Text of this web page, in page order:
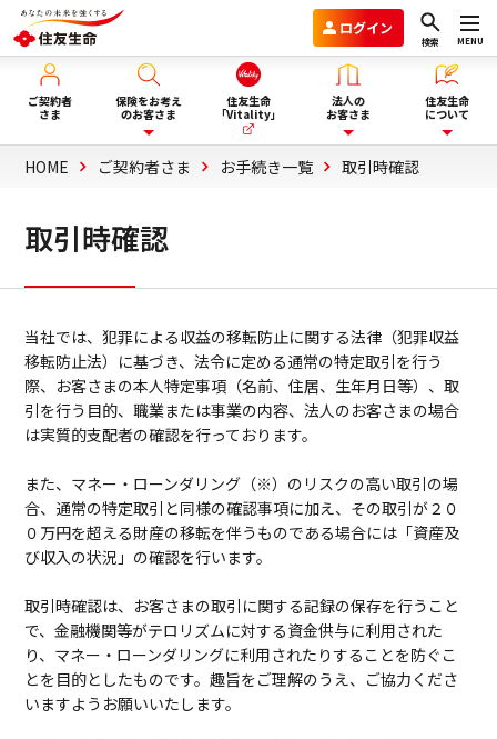
ログイン
検索 MENU
ご契約者
さま
保険をお考え
のお客さま
保険を選ぶ
商品一覧
ぶ
保険選びにお悩みの方へ
ぴったり保険セレクター
資料請求
住友生命
「Vitality」
法人の
お客さま
企業年金のお客さま
団体保険と財形保険のお客さま
ウェルビーイング向上サービス
Vitality福利厚生タイプ
ビジネスサポートプログラム
スミセイ法人クラブ
住友生命
について
住友生命グループVision2030
会社情報
サステナビリティ
採用情報
HOME ご契約者さま お手続き一覧 取引時確認
取引時確認
当社では、犯罪による収益の移転防止に関する法律（犯罪収益
移転防止法）に基づき、法令に定める通常の特定取引を行う
際、お客さまの本人特定事項（名前、住居、生年月日等）、取
引を行う目的、職業または事業の内容、法人のお客さまの場合
は実質的支配者の確認を行っております。
また、マネー・ローンダリング（※）のリスクの高い取引の場
合、通常の特定取引と同様の確認事項に加え、その取引が２０
０万円を超える財産の移転を伴うものである場合には「資産及
び収入の状況」の確認を行います。
取引時確認は、お客さまの取引に関する記録の保存を行うこと
で、金融機関等がテロリズムに対する資金供与に利用された
り、マネー・ローンダリングに利用されたりすることを防ぐこ
とを目的としたものです。趣旨をご理解のうえ、ご協力くださ
いますようお願いいたします。